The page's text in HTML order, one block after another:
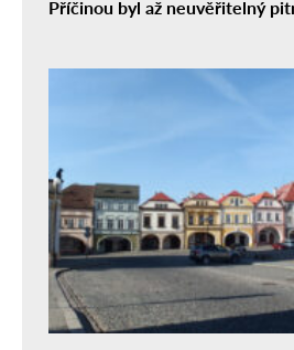
Příčinou byl až neuvěřitelný